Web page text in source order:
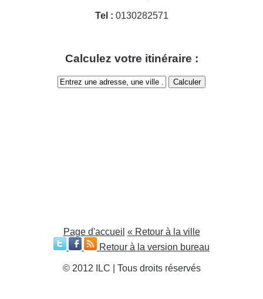
Tel : 0130282571
Calculez votre itinéraire :
Page d'accueil « Retour à la ville
Retour à la version bureau
© 2012 ILC | Tous droits réservés